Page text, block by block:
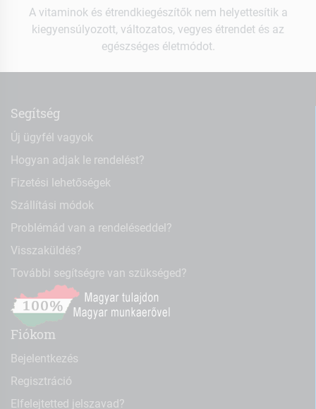
A vitaminok és étrendkiegészítők nem helyettesítik a
kiegyensúlyozott, változatos, vegyes étrendet és az
egészséges életmódot.
Segítség
Új ügyfél vagyok
Hogyan adjak le rendelést?
Fizetési lehetőségek
Szállítási módok
Problémád van a rendeléseddel?
Visszaküldés?
További segítségre van szükséged?
Fiókom
Bejelentkezés
Regisztráció
Elfelejtetted jelszavad?